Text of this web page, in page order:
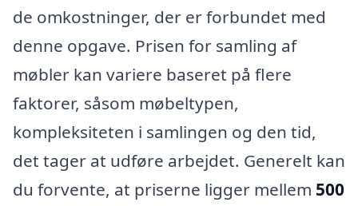
de omkostninger, der er forbundet med
denne opgave. Prisen for samling af
møbler kan variere baseret på flere
faktorer, såsom møbeltypen,
kompleksiteten i samlingen og den tid,
det tager at udføre arbejdet. Generelt kan
du forvente, at priserne ligger mellem 500